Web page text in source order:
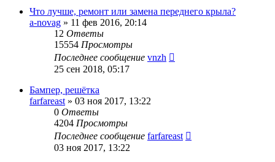
Что лучше, ремонт или замена переднего крыла?
a-novag » 11 фев 2016, 20:14
12 Ответы
15554 Просмотры
Последнее сообщение vnzh
25 сен 2018, 05:17
Бампер, решётка
farfareast » 03 ноя 2017, 13:22
0 Ответы
4204 Просмотры
Последнее сообщение farfareast
03 ноя 2017, 13:22